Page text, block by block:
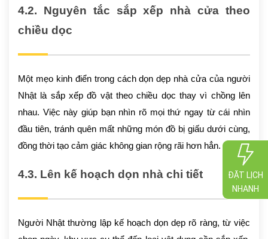
4.2. Nguyên tắc sắp xếp nhà cửa theo
chiều dọc
Một mẹo kinh điển trong cách dọn dẹp nhà cửa của người
Nhật là sắp xếp đồ vật theo chiều dọc thay vì chồng lên
nhau. Việc này giúp bạn nhìn rõ mọi thứ ngay từ cái nhìn
đầu tiên, tránh quên mất những món đồ bị giấu dưới cùng,
đồng thời tạo cảm giác không gian rộng rãi hơn hẳn.
4.3. Lên kế hoạch dọn nhà chi tiết
Người Nhật thường lập kế hoạch dọn dẹp rõ ràng, từ việc
ĐẶT LỊCH
NHANH